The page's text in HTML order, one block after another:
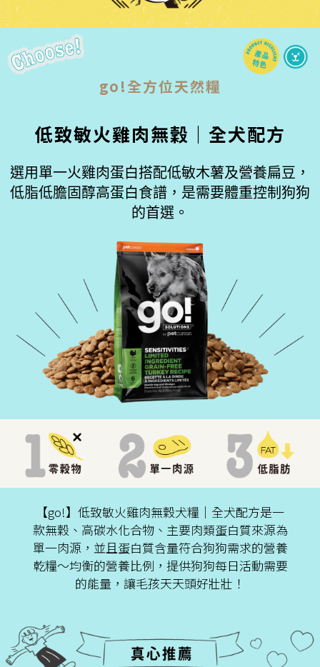
go!全方位天然糧
低致敏火雞肉無穀｜全犬配方
選用單一火雞肉蛋白搭配低敏木薯及營養扁豆，
低脂低膽固醇高蛋白食譜，是需要體重控制狗狗
的首選。
【go!】低致敏火雞肉無穀犬糧│全犬配方是一
款無穀、高碳水化合物、主要肉類蛋白質來源為
單一肉源，並且蛋白質含量符合狗狗需求的營養
乾糧～均衡的營養比例，提供狗狗每日活動需要
的能量，讓毛孩天天頭好壯壯！